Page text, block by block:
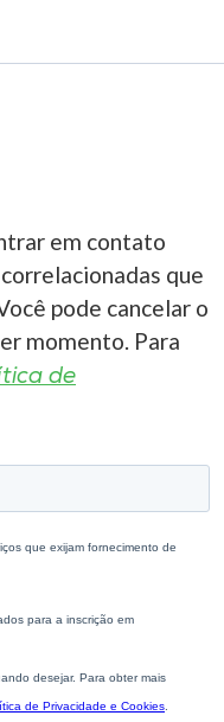
em contato
que
pode cancelar o
momento. Para
de